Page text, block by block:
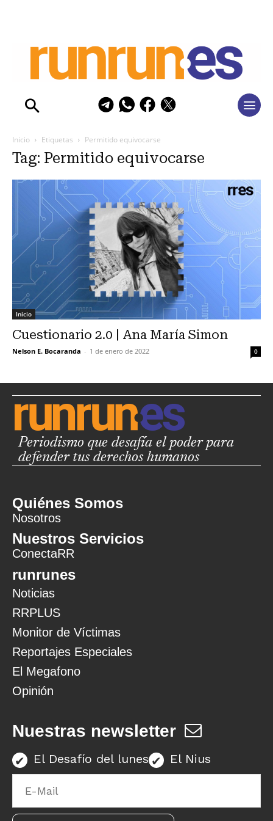
Inicio Etiquetas Permitido equivocarse
Tag: Permitido equivocarse
Inicio
Cuestionario 2.0 | Ana María Simon
Nelson E. Bocaranda - 1 de enero de 2022 0
Periodismo que desafía el poder para
defender tus derechos humanos
Quiénes Somos
Nosotros
Nuestros Servicios
ConectaRR
runrunes
Noticias
RRPLUS
Monitor de Víctimas
Reportajes Especiales
El Megafono
Opinión
Nuestras newsletter
El Desafío del lunes El Nius